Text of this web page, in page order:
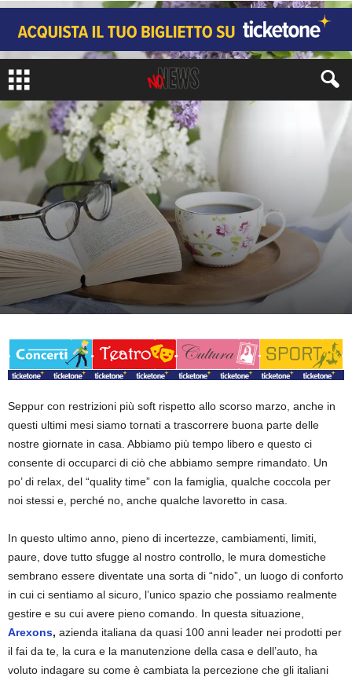
CRONACA
Seppur con restrizioni più soft rispetto allo scorso marzo, anche in
questi ultimi mesi siamo tornati a trascorrere buona parte delle
nostre giornate in casa. Abbiamo più tempo libero e questo ci
consente di occuparci di ciò che abbiamo sempre rimandato. Un
po’ di relax, del “quality time” con la famiglia, qualche coccola per
noi stessi e, perché no, anche qualche lavoretto in casa.
In questo ultimo anno, pieno di incertezze, cambiamenti, limiti,
paure, dove tutto sfugge al nostro controllo, le mura domestiche
sembrano essere diventate una sorta di “nido”, un luogo di conforto
in cui ci sentiamo al sicuro, l’unico spazio che possiamo realmente
gestire e su cui avere pieno comando. In questa situazione,
Arexons, azienda italiana da quasi 100 anni leader nei prodotti per
il fai da te, la cura e la manutenzione della casa e dell’auto, ha
voluto indagare su come è cambiata la percezione che gli italiani